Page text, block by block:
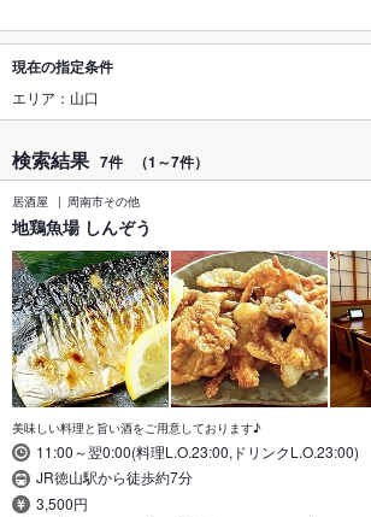
現在の指定条件
エリア：山口
検索結果 7件 （1～7件）
居酒屋 周南市その他
地鶏魚場 しんぞう
美味しい料理と旨い酒をご用意しております♪
11:00～翌0:00(料理L.O.23:00,ドリンクL.O.23:00)
JR徳山駅から徒歩約7分
3,500円